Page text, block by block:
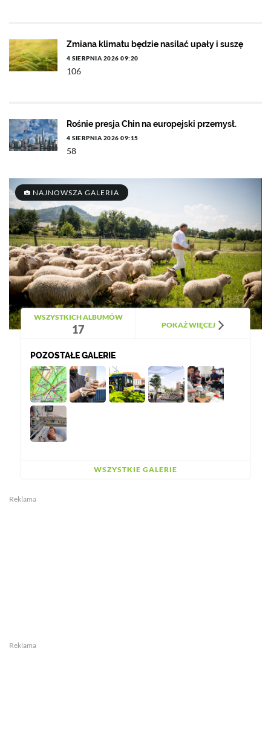
Zmiana klimatu będzie nasilać upały i suszę
4 SIERPNIA 2026 09:20
106
Rośnie presja Chin na europejski przemysł.
4 SIERPNIA 2026 09:15
58
NAJNOWSZA GALERIA
WSZYSTKICH ALBUMÓW
17 POKAŻ WIĘCEJ
POZOSTAŁE GALERIE
WSZYSTKIE GALERIE
Reklama
Reklama